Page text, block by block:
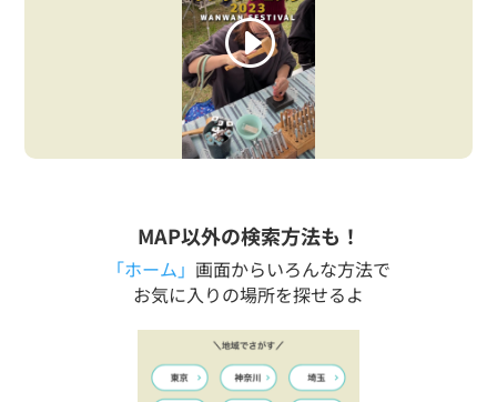
MAP以外の検索方法も！
「ホーム」 画面からいろんな方法で
お気に入りの場所を探せるよ